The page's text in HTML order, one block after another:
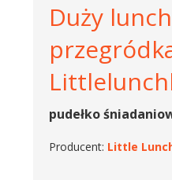
Duży
pudełko
Producent: Little